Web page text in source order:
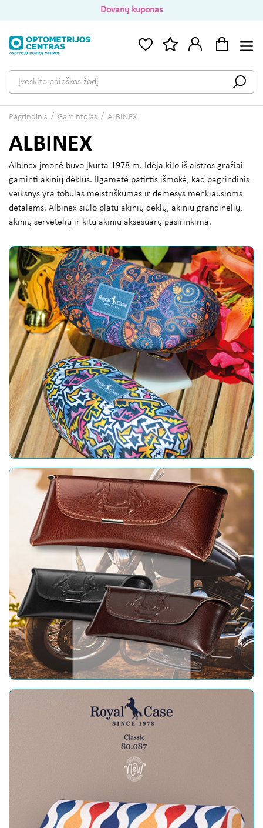
Dovanų kuponas
Pagrindinis Gamintojas ALBINEX
ALBINEX
Albinex įmonė buvo įkurta 1978 m. Idėja kilo iš aistros gražiai
gaminti akinių dėklus. Ilgametė patirtis išmokė, kad pagrindinis
veiksnys yra tobulas meistriškumas ir dėmesys menkiausioms
detalėms. Albinex siūlo platų akinių dėklų, akinių grandinėlių,
akinių servetėlių ir kitų akinių aksesuarų pasirinkimą.